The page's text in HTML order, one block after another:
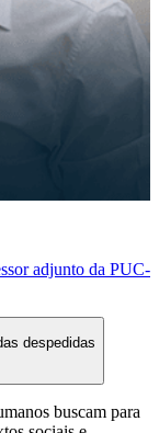
adjunto da PUC-
despedidas
buscam para